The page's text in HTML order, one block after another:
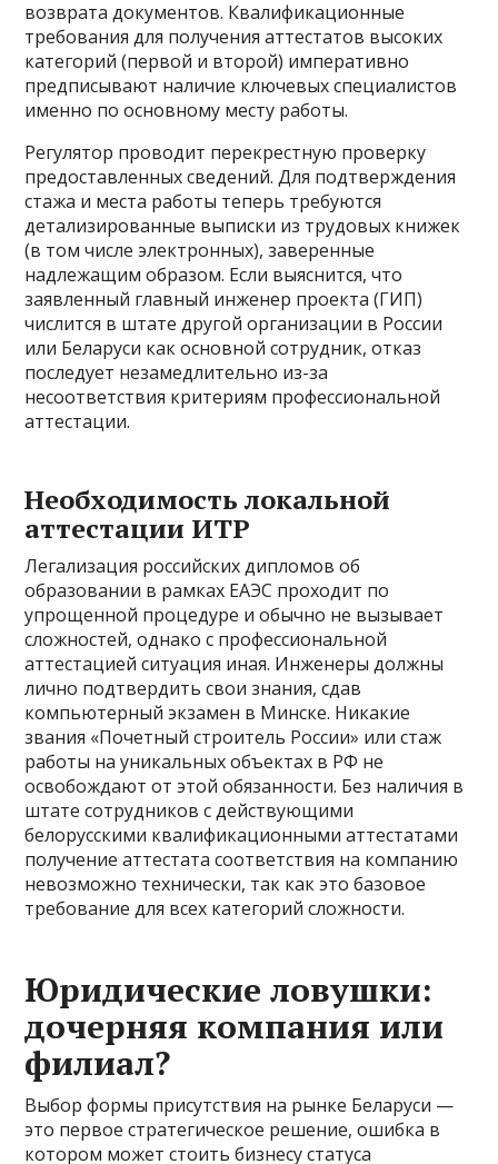
возврата документов. Квалификационные
требования для получения аттестатов высоких
категорий (первой и второй) императивно
предписывают наличие ключевых специалистов
именно по основному месту работы.
Регулятор проводит перекрестную проверку
предоставленных сведений. Для подтверждения
стажа и места работы теперь требуются
детализированные выписки из трудовых книжек
(в том числе электронных), заверенные
надлежащим образом. Если выяснится, что
заявленный главный инженер проекта (ГИП)
числится в штате другой организации в России
или Беларуси как основной сотрудник, отказ
последует незамедлительно из-за
несоответствия критериям профессиональной
аттестации.
Необходимость локальной
аттестации ИТР
Легализация российских дипломов об
образовании в рамках ЕАЭС проходит по
упрощенной процедуре и обычно не вызывает
сложностей, однако с профессиональной
аттестацией ситуация иная. Инженеры должны
лично подтвердить свои знания, сдав
компьютерный экзамен в Минске. Никакие
звания «Почетный строитель России» или стаж
работы на уникальных объектах в РФ не
освобождают от этой обязанности. Без наличия в
штате сотрудников с действующими
белорусскими квалификационными аттестатами
получение аттестата соответствия на компанию
невозможно технически, так как это базовое
требование для всех категорий сложности.
Юридические ловушки:
дочерняя компания или
филиал?
Выбор формы присутствия на рынке Беларуси —
это первое стратегическое решение, ошибка в
котором может стоить бизнесу статуса